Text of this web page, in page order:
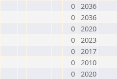
0 2036
0 2036
0 2020
0 2023
0 2017
0 2010
0 2020